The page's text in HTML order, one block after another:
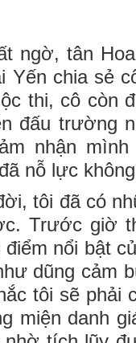
ngờ, tân
Yến chia sẻ
thi, cô còn
đấu trường
nhận
nỗ lực
tôi đã có
Trước giờ
nổi bật
dũng cảm
tôi sẽ phải
miện danh